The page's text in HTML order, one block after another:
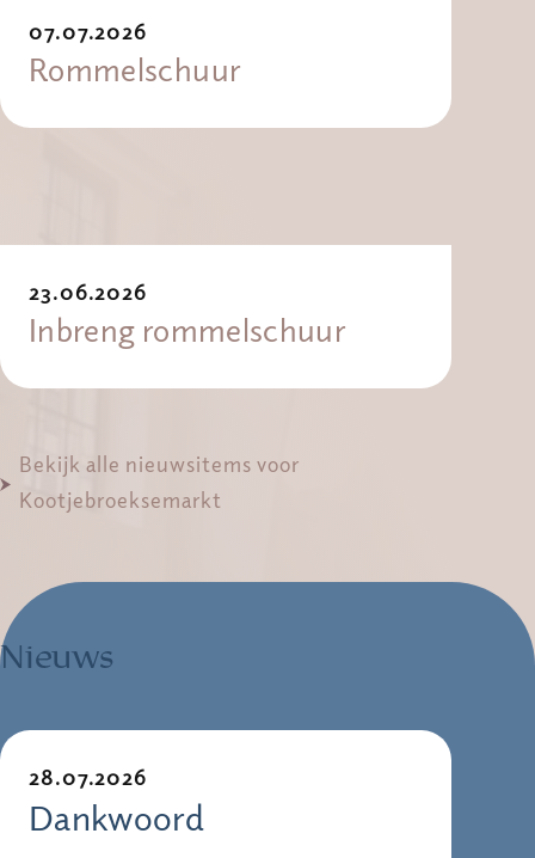
07.07.2026
Rommelschuur
23.06.2026
Inbreng rommelschuur
Bekijk alle nieuwsitems voor
Kootjebroeksemarkt
Nieuws
28.07.2026
Dankwoord